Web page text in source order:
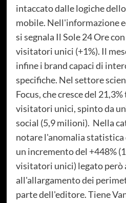
intaccato dalle logiche
mobile. Nell'informazione
si segnala Il Sole 24 Ore
visitatori unici (+1%). Il
infine i brand capaci di
specifiche. Nel settore
Focus, che cresce del
visitatori unici, spinto da
social (5,9 milioni). Nella
notare l'anomalia statistica
un incremento del +448%
visitatori unici) legato però
all'allargamento dei
parte dell'editore. Tiene